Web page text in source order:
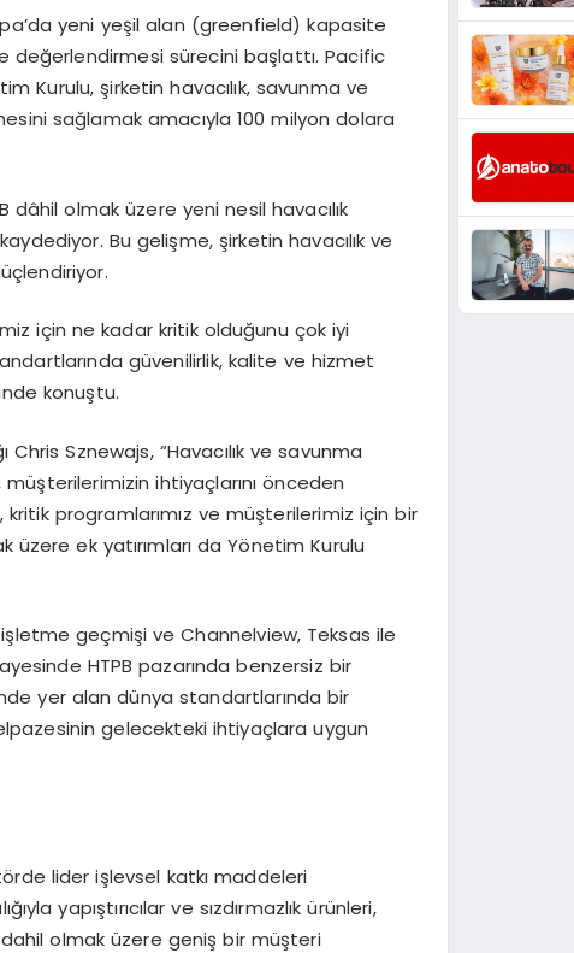
’da yeni yeşil alan (greenfield) kapasite
değerlendirmesi sürecini başlattı. Pacific
Kurulu, şirketin havacılık, savunma ve
sağlamak amacıyla 100 milyon dolara
olmak üzere yeni nesil havacılık
Bu gelişme, şirketin havacılık ve
için ne kadar kritik olduğunu çok iyi
güvenilirlik, kalite ve hizmet
konuştu.
Chris Sznewajs, “Havacılık ve savunma
ihtiyaçlarını önceden
kritik programlarımız ve müşterilerimiz için bir
üzere ek yatırımları da Yönetim Kurulu
geçmişi ve Channelview, Teksas ile
HTPB pazarında benzersiz bir
yer alan dünya standartlarında bir
gelecekteki ihtiyaçlara uygun
örde lider işlevsel katkı maddeleri
yapıştırıcılar ve sızdırmazlık ürünleri,
olmak üzere geniş bir müşteri